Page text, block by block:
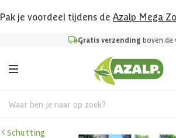
Pak je voordeel tijdens de Azalp Mega
Gratis verzending boven de
Waar ben je naar op zoek?
Schutting